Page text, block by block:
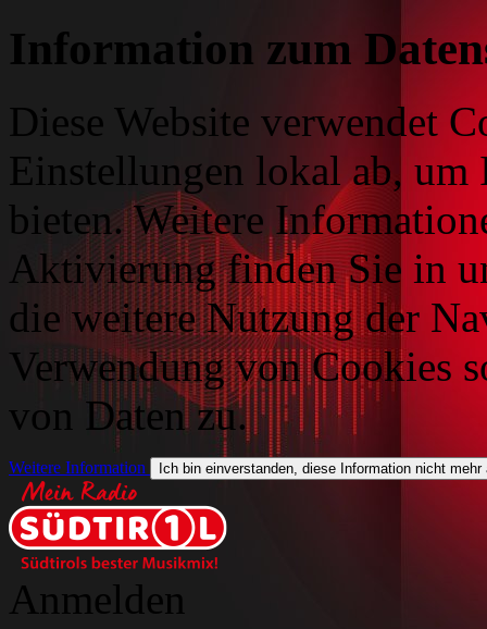
Information zum
Diese Website verwendet
Einstellungen lokal ab, um
bieten. Weitere
Aktivierung finden Sie in
die weitere Nutzung der
Verwendung von Cookies
von Daten zu.
Weitere Information Ich bin einverstanden, diese Information nicht mehr
Anmelden